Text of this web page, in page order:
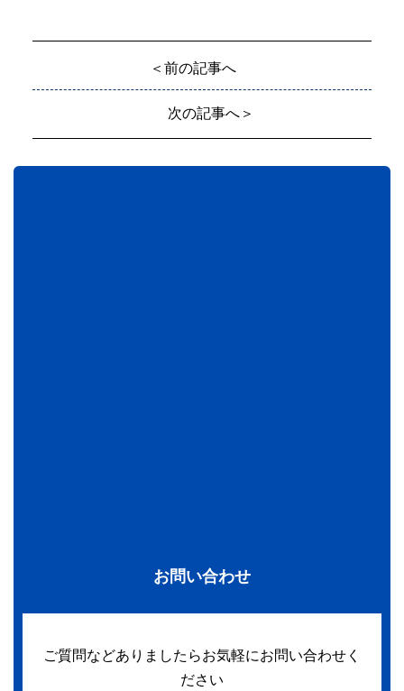
＜前の記事へ
次の記事へ＞
お問い合わせ
ご質問などありましたらお気軽にお問い合わせく
ださい